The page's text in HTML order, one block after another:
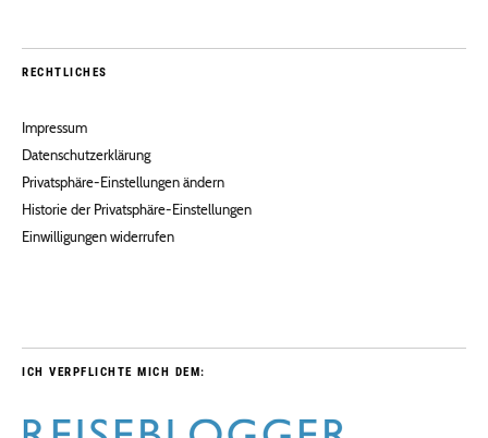
RECHTLICHES
Impressum
Datenschutzerklärung
Privatsphäre-Einstellungen ändern
Historie der Privatsphäre-Einstellungen
Einwilligungen widerrufen
ICH VERPFLICHTE MICH DEM: